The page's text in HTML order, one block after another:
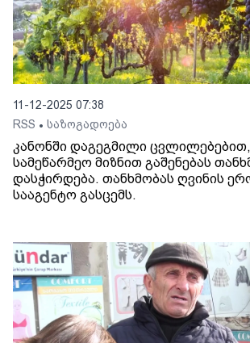
11-12-2025 07:38
RSS • საზოგადოება
კანონში დაგეგმილი ცვლილებებით,
სამეწარმეო მიზნით გაშენებას
დასჭირდება. თანხმობას ღვინის
სააგენტო გასცემს.